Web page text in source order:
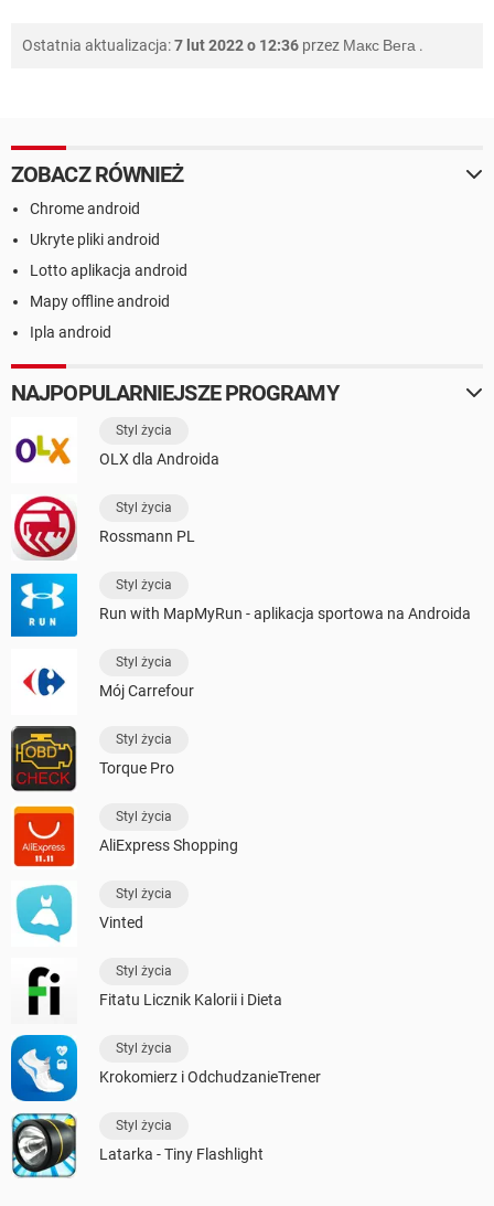
Ostatnia aktualizacja:7 lut 2022 o 12:36 przez Макс Вега .
ZOBACZ RÓWNIEŻ
Chrome android
Ukryte pliki android
Lotto aplikacja android
Mapy offline android
Ipla android
NAJPOPULARNIEJSZE PROGRAMY
Styl życia
OLX dla Androida
Styl życia
Rossmann PL
Styl życia
Run with MapMyRun - aplikacja sportowa na Androida
Styl życia
Mój Carrefour
Styl życia
Torque Pro
Styl życia
AliExpress Shopping
Styl życia
Vinted
Styl życia
Fitatu Licznik Kalorii i Dieta
Styl życia
Krokomierz i OdchudzanieTrener
Styl życia
Latarka - Tiny Flashlight